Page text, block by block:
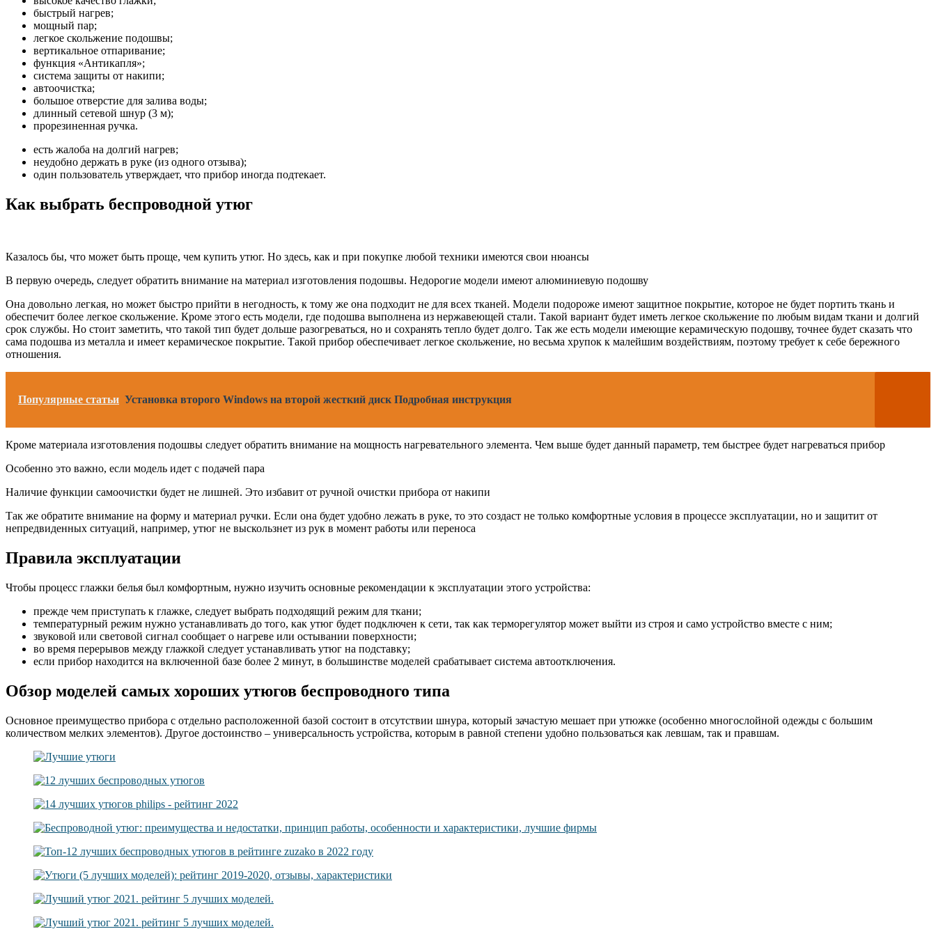
быстрый нагрев;
мощный пар;
легкое скольжение подошвы;
вертикальное отпаривание;
функция «Антикапля»;
система защиты от накипи;
автоочистка;
большое отверстие для залива воды;
длинный сетевой шнур (3 м);
прорезиненная ручка.
есть жалоба на долгий нагрев;
неудобно держать в руке (из одного отзыва);
один пользователь утверждает, что прибор иногда подтекает.
Как выбрать беспроводной утюг
Казалось бы, что может быть проще, чем купить утюг. Но здесь, как и при покупке любой техники имеются свои нюансы
В первую очередь, следует обратить внимание на материал изготовления подошвы. Недорогие модели имеют алюминиевую подошву
Она довольно легкая, но может быстро прийти в негодность, к тому же она подходит не для всех тканей. Модели подороже имеют защитное покрытие, которое не будет портить ткань и
обеспечит более легкое скольжение. Кроме этого есть модели, где подошва выполнена из нержавеющей стали. Такой вариант будет иметь легкое скольжение по любым видам ткани и долгий
срок службы. Но стоит заметить, что такой тип будет дольше разогреваться, но и сохранять тепло будет долго. Так же есть модели имеющие керамическую подошву, точнее будет сказать что
сама подошва из металла и имеет керамическое покрытие. Такой прибор обеспечивает легкое скольжение, но весьма хрупок к малейшим воздействиям, поэтому требует к себе бережного
отношения.
Популярные статьи Установка второго Windows на второй жесткий диск Подробная инструкция
Кроме материала изготовления подошвы следует обратить внимание на мощность нагревательного элемента. Чем выше будет данный параметр, тем быстрее будет нагреваться прибор
Особенно это важно, если модель идет с подачей пара
Наличие функции самоочистки будет не лишней. Это избавит от ручной очистки прибора от накипи
Так же обратите внимание на форму и материал ручки. Если она будет удобно лежать в руке, то это создаст не только комфортные условия в процессе эксплуатации, но и защитит от
непредвиденных ситуаций, например, утюг не выскользнет из рук в момент работы или переноса
Правила эксплуатации
Чтобы процесс глажки белья был комфортным, нужно изучить основные рекомендации к эксплуатации этого устройства:
прежде чем приступать к глажке, следует выбрать подходящий режим для ткани;
температурный режим нужно устанавливать до того, как утюг будет подключен к сети, так как терморегулятор может выйти из строя и само устройство вместе с ним;
звуковой или световой сигнал сообщает о нагреве или остывании поверхности;
во время перерывов между глажкой следует устанавливать утюг на подставку;
если прибор находится на включенной базе более 2 минут, в большинстве моделей срабатывает система автоотключения.
Обзор моделей самых хороших утюгов беспроводного типа
Основное преимущество прибора с отдельно расположенной базой состоит в отсутствии шнура, который зачастую мешает при утюжке (особенно многослойной одежды с большим
количеством мелких элементов). Другое достоинство – универсальность устройства, которым в равной степени удобно пользоваться как левшам, так и правшам.